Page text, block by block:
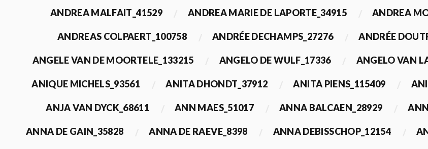
ANDREA MALFAIT_41529 ANDREA MARIE DE LAPORTE_34915 ANDREA
ANDREAS COLPAERT_100758 ANDRÉE DECHAMPS_27276 ANDRÉE
ANGELE VAN DE MOORTELE_133215 ANGELO DE WULF_17336 ANGELO VAN
ANIQUE MICHELS_93561 ANITA DHONDT_37912 ANITA PIENS_115409
ANJA VAN DYCK_68611 ANN MAES_51017 ANNA BALCAEN_28929
ANNA DE GAIN_35828 ANNA DE RAEVE_8398 ANNA DEBISSCHOP_12154